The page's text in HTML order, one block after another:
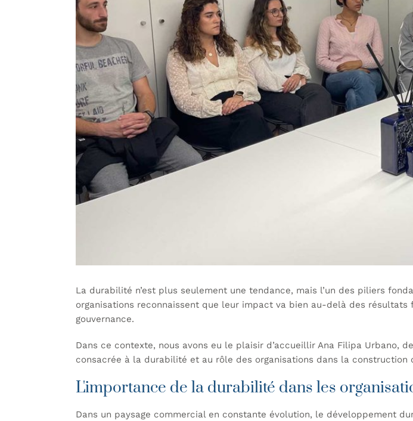
La durabilité n’est plus seulement une tendance, mais l’un des piliers
organisations reconnaissent que leur impact va bien au-delà des
gouvernance.
Dans ce contexte, nous avons eu le plaisir d’accueillir Ana Filipa Urbano, de
consacrée à la durabilité et au rôle des organisations dans la construction
L'importance de la durabilité dans les
Dans un paysage commercial en constante évolution, le développement